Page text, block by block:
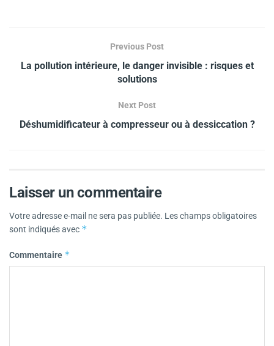
Previous Post
La pollution intérieure, le danger invisible : risques et
solutions
Next Post
Déshumidificateur à compresseur ou à dessiccation ?
Laisser un commentaire
Votre adresse e-mail ne sera pas publiée. Les champs obligatoires
sont indiqués avec *
Commentaire *